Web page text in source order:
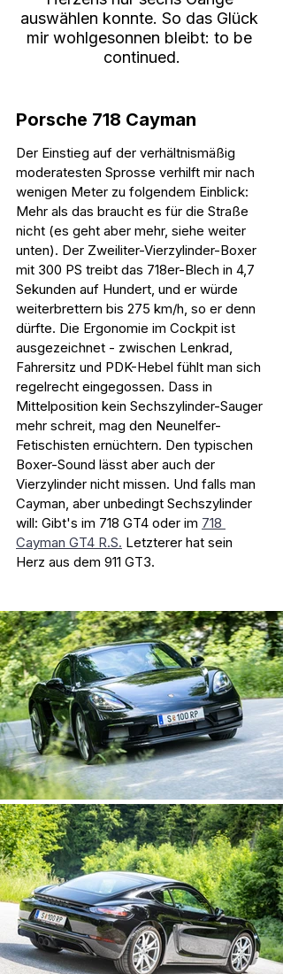
auswählen konnte. So das Glück
mir wohlgesonnen bleibt: to be
continued.
Porsche 718 Cayman
Der Einstieg auf der verhältnismäßig
moderatesten Sprosse verhilft mir nach
wenigen Meter zu folgendem Einblick:
Mehr als das braucht es für die Straße
nicht (es geht aber mehr, siehe weiter
unten). Der Zweiliter-Vierzylinder-Boxer
mit 300 PS treibt das 718er-Blech in 4,7
Sekunden auf Hundert, und er würde
weiterbrettern bis 275 km/h, so er denn
dürfte. Die Ergonomie im Cockpit ist
ausgezeichnet - zwischen Lenkrad,
Fahrersitz und PDK-Hebel fühlt man sich
regelrecht eingegossen. Dass in
Mittelposition kein Sechszylinder-Sauger
mehr schreit, mag den Neunelfer-
Fetischisten ernüchtern. Den typischen
Boxer-Sound lässt aber auch der
Vierzylinder nicht missen. Und falls man
Cayman, aber unbedingt Sechszylinder
will: Gibt's im 718 GT4 oder im 718
Cayman GT4 R.S. Letzterer hat sein
Herz aus dem 911 GT3.